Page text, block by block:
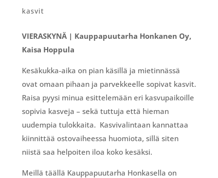
kasvit
VIERASKYNÄ | Kauppapuutarha Honkanen Oy,
Kaisa Hoppula
Kesäkukka-aika on pian käsillä ja mietinnässä
ovat omaan pihaan ja parvekkeelle sopivat kasvit.
Raisa pyysi minua esittelemään eri kasvupaikoille
sopivia kasveja – sekä tuttuja että hieman
uudempia tulokkaita. Kasvivalintaan kannattaa
kiinnittää ostovaiheessa huomiota, sillä siten
niistä saa helpoiten iloa koko kesäksi.
Meillä täällä Kauppapuutarha Honkasella on